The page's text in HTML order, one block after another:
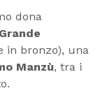
dona
Grande
in bronzo), una
Manzù, tra i